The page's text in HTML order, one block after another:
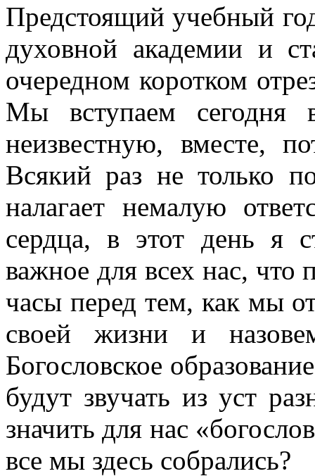
Предстоящий учебный
духовной академии и
очередном коротком
Мы вступаем
неизвестную, вместе,
Всякий раз не только
налагает немалую
сердца, в этот день я
важное для всех нас, что
часы перед тем, как мы
своей жизни и
Богословское
будут звучать из уст
значить для нас
все мы здесь собрались?